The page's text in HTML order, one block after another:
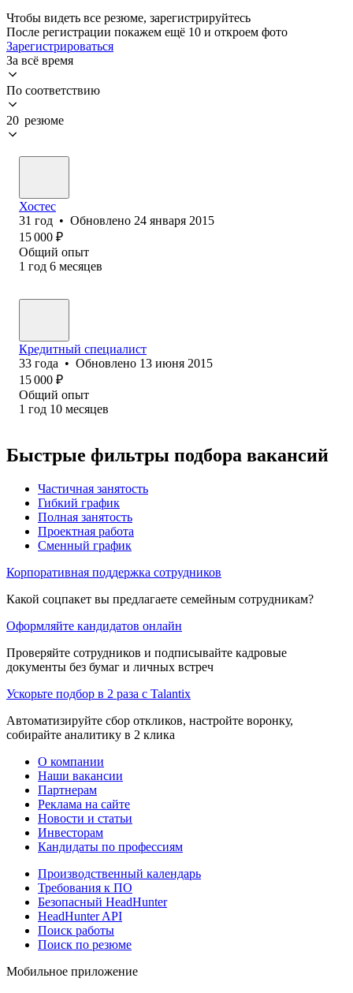
Чтобы видеть все резюме, зарегистрируйтесь
После регистрации покажем ещё 10 и откроем фото
Зарегистрироваться
За всё время
По соответствию
20 резюме
Хостес
31 год • Обновлено 24 января 2015
15 000 ₽
Общий опыт
1 год 6 месяцев
Кредитный специалист
33 года • Обновлено 13 июня 2015
15 000 ₽
Общий опыт
1 год 10 месяцев
Быстрые фильтры подбора вакансий
Частичная занятость
Гибкий график
Полная занятость
Проектная работа
Сменный график
Корпоративная поддержка сотрудников
Какой соцпакет вы предлагаете семейным сотрудникам?
Оформляйте кандидатов онлайн
Проверяйте сотрудников и подписывайте кадровые
документы без бумаг и личных встреч
Ускорьте подбор в 2 раза с Talantix
Автоматизируйте сбор откликов, настройте воронку,
собирайте аналитику в 2 клика
О компании
Наши вакансии
Партнерам
Реклама на сайте
Новости и статьи
Инвесторам
Кандидаты по профессиям
Производственный календарь
Требования к ПО
Безопасный HeadHunter
HeadHunter API
Поиск работы
Поиск по резюме
Мобильное приложение